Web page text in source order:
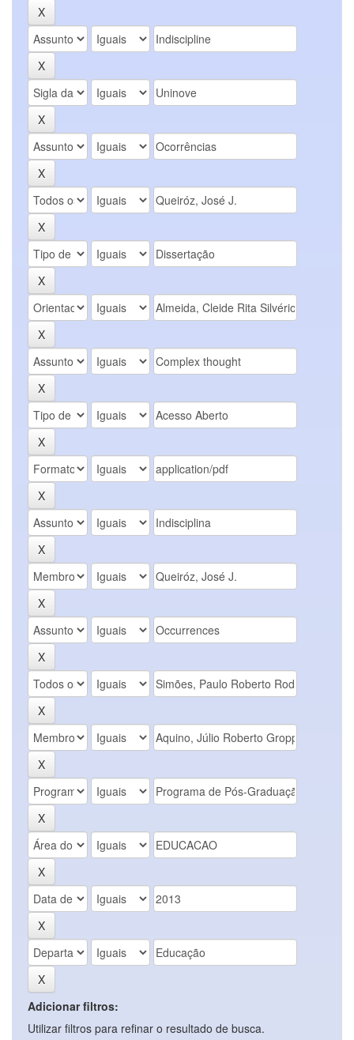
Adicionar filtros:
Utilizar filtros para refinar o resultado de busca.